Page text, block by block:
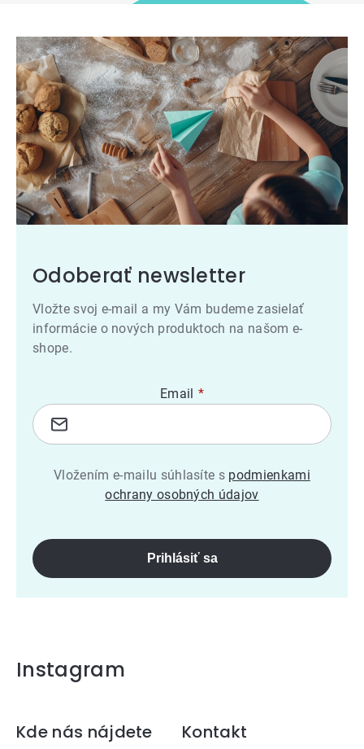
Odoberať newsletter
Vložte svoj e-mail a my Vám budeme zasielať
informácie o nových produktoch na našom e-
shope.
Email
Vložením e-mailu súhlasíte s podmienkami
ochrany osobných údajov
Prihlásiť sa
Instagram
Zápätie
Kde nás nájdete
Kontakt